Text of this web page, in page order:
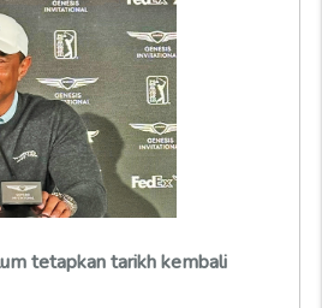
tetapkan tarikh kembali